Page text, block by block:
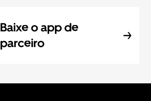
Baixe o app de
parceiro